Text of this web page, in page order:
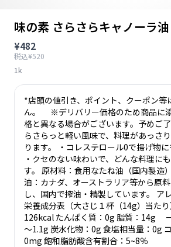
味の素 さらさらキャノーラ油
¥482
税込¥520
1k
*店頭の値引き、ポイント、クーポン等
ん。 ※デリバリー価格のため商品に
格と異なる場合がございます。予めご
らさらっと軽い風味で、料理があっさ
ります。 ・コレステロール0で揚げ物に
・クセのない味わいで、どんな料理に
す。 原材料：食用なたね油（国内製造
油：カナダ、オーストラリア等から原
し、国内で搾油・精製しています。 ア
栄養成分表（大さじ１杯（14g）当たり
126kcal たんぱく質：0g 脂質：14g
～1.1g 炭水化物：0g 食塩相当量：0g
0mg 飽和脂肪酸含有割合：5~8％